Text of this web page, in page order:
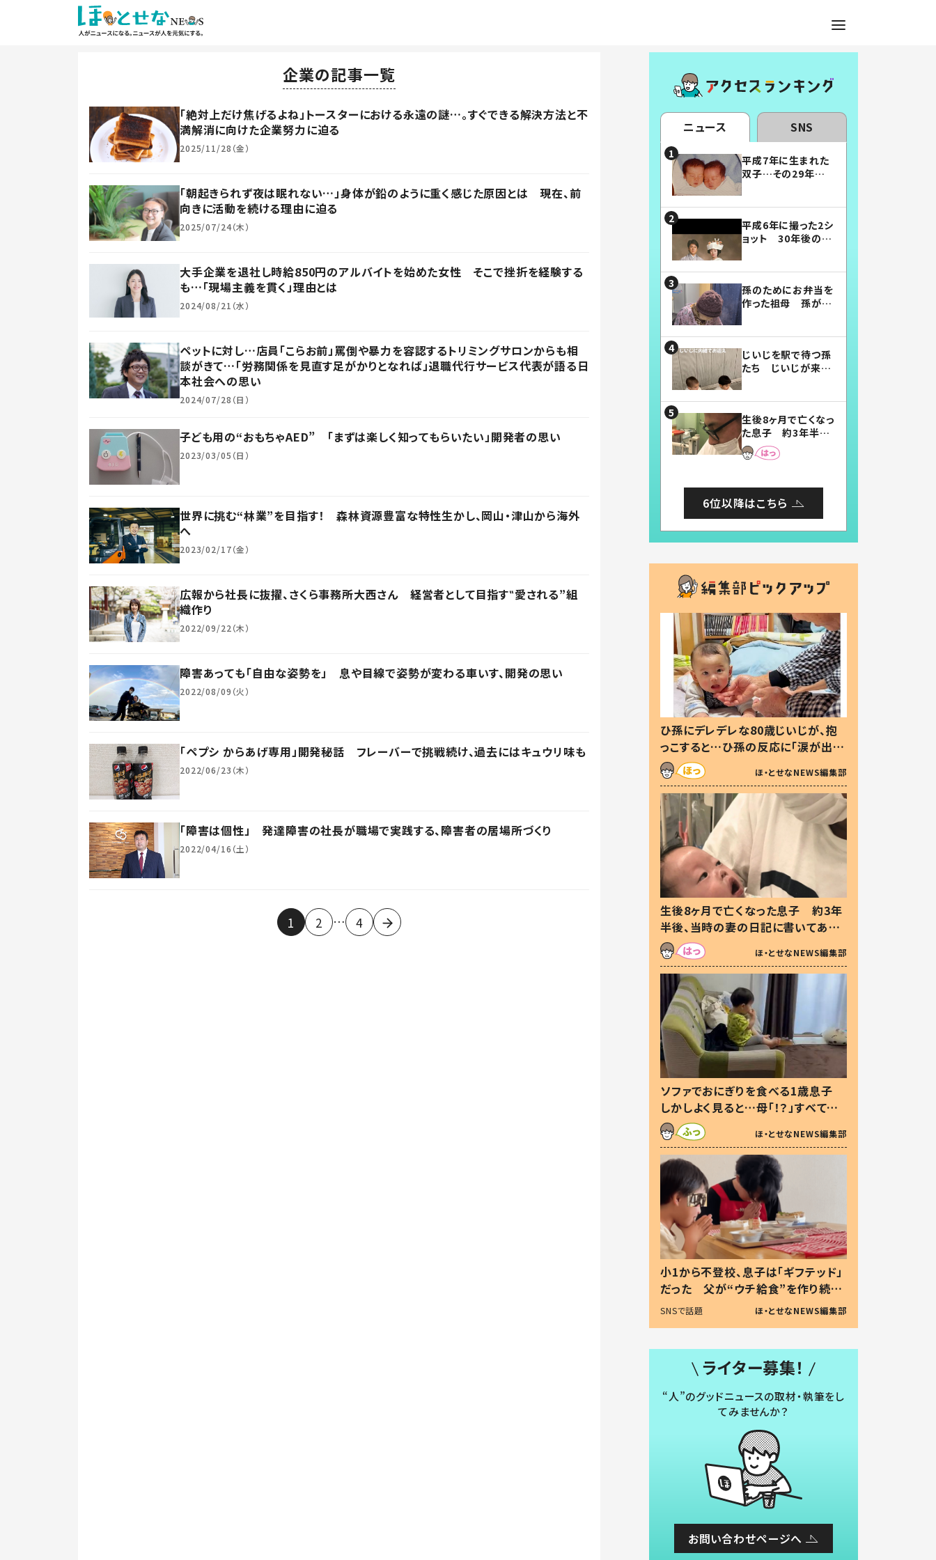
企業の記事一覧
「絶対上だけ焦げるよね」トースターにおける永遠の謎…。すぐできる解決方法と不
満解消に向けた企業努力に迫る
2025/11/28（金）
「朝起きられず夜は眠れない…」身体が鉛のように重く感じた原因とは 現在、前
向きに活動を続ける理由に迫る
2025/07/24（木）
大手企業を退社し時給850円のアルバイトを始めた女性 そこで挫折を経験する
も…「現場主義を貫く」理由とは
2024/08/21（水）
ペットに対し…店員「こらお前」罵倒や暴力を容認するトリミングサロンからも相
談がきて…「労務関係を見直す足がかりとなれば」退職代行サービス代表が語る日
本社会への思い
2024/07/28（日）
子ども用の“おもちゃAED” 「まずは楽しく知ってもらいたい」開発者の思い
2023/03/05（日）
世界に挑む“林業”を目指す！ 森林資源豊富な特性生かし、岡山・津山から海外
へ
2023/02/17（金）
広報から社長に抜擢、さくら事務所大西さん 経営者として目指す‟愛される”組
織作り
2022/09/22（木）
障害あっても「自由な姿勢を」 息や目線で姿勢が変わる車いす、開発の思い
2022/08/09（火）
「ペプシ からあげ専用」開発秘話 フレーバーで挑戦続け、過去にはキュウリ味も
2022/06/23（木）
「障害は個性」 発達障害の社長が職場で実践する、障害者の居場所づくり
2022/04/16（土）
1 2 … 4
ニュース SNS
平成7年に生まれた
双子…その29年後
平成6年に撮った2シ
ョット 30年後の姿
孫のためにお弁当を
作った祖母 孫が絶
じいじを駅で待つ孫
たち じいじが来た
まらない」「幸せにな
れる」
生後8ヶ月で亡くなっ
た息子 約3年半
後、当時の妻の日記
に書いてあった本音
6位以降はこちら
ひ孫にデレデレな80歳じいじが、抱
っこすると…ひ孫の反応に「涙が出ま
した」「可愛くて仕方ない」
ほ・とせなNEWS編集部
生後8ヶ月で亡くなった息子 約3年
半後、当時の妻の日記に書いてあっ
た本音とは
ほ・とせなNEWS編集部
ソファでおにぎりを食べる1歳息子
しかしよく見ると…母「！？」すべてを
察した母の投稿に「可愛いから許
す！」「現行犯〜」
ほ・とせなNEWS編集部
小1から不登校、息子は「ギフテッド」
だった 父が“ウチ給食”を作り続け
る理由とは #令和の親 #令和の子
SNSで話題 ほ・とせなNEWS編集部
ライター募集！
“人”のグッドニュースの取材・執筆をし
てみませんか？
お問い合わせページへ